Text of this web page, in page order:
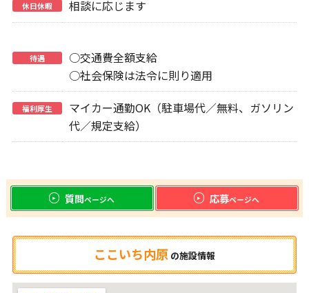
休日休暇 相談に応じます
待遇
○交通費全額支給
○社会保険は法令に則り適用
福利厚生
マイカー通勤OK（駐車場代／無料、ガソリン
代／規定支給）
質問ページへ 応募ページへ
ここいち内原 の施設情報